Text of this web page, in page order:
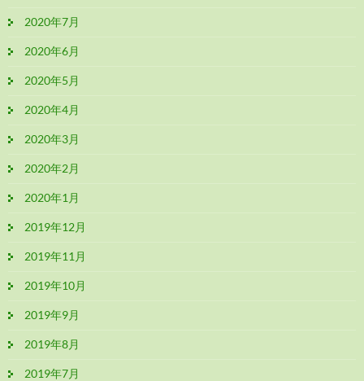
2020年7月
2020年6月
2020年5月
2020年4月
2020年3月
2020年2月
2020年1月
2019年12月
2019年11月
2019年10月
2019年9月
2019年8月
2019年7月